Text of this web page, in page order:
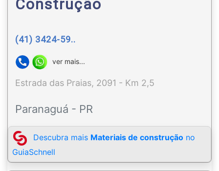
Construção
(41) 3424-59..
ver mais...
Estrada das Praias, 2091 - Km 2,5
Paranaguá - PR
Descubra mais Materiais de construção no
GuiaSchnell